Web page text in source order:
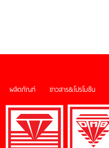
ผลิตภัณฑ์ ข่าวสาร&โปรโมชั่น